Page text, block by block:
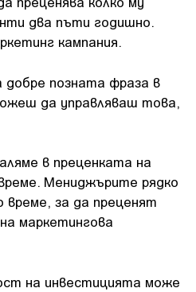
два пъти годишно.
кампания.
добре позната фраза в
да управляваш това,
в преценката на
Мениджърите рядко
за да преценят
маркетингова
на инвестицията може